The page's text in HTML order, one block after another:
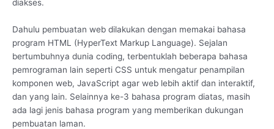
diakses.
Dahulu pembuatan web dilakukan dengan memakai bahasa
program HTML (HyperText Markup Language). Sejalan
bertumbuhnya dunia coding, terbentuklah beberapa bahasa
pemrograman lain seperti CSS untuk mengatur penampilan
komponen web, JavaScript agar web lebih aktif dan interaktif,
dan yang lain. Selainnya ke-3 bahasa program diatas, masih
ada lagi jenis bahasa program yang memberikan dukungan
pembuatan laman.